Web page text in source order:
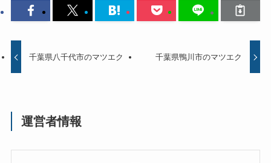
千葉県八千代市のマツエク 千葉県鴨川市のマツエク
運営者情報